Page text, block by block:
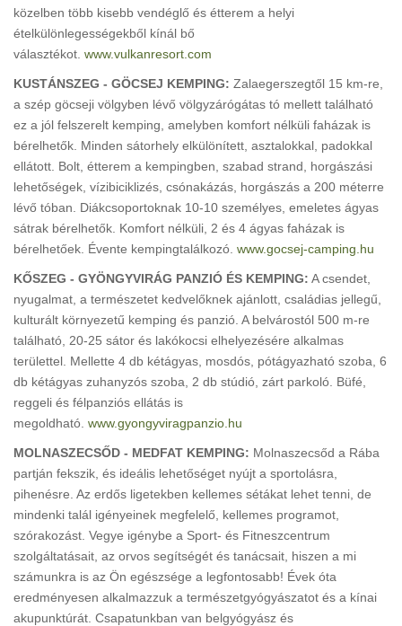
közelben több kisebb vendéglő és étterem a helyi
ételkülönlegességekből kínál bő
választékot. www.vulkanresort.com
KUSTÁNSZEG - GÖCSEJ KEMPING: Zalaegerszegtől 15 km-re,
a szép göcseji völgyben lévő völgyzárógátas tó mellett található
ez a jól felszerelt kemping, amelyben komfort nélküli faházak is
bérelhetők. Minden sátorhely elkülönített, asztalokkal, padokkal
ellátott. Bolt, étterem a kempingben, szabad strand, horgászási
lehetőségek, vízibiciklizés, csónakázás, horgászás a 200 méterre
lévő tóban. Diákcsoportoknak 10-10 személyes, emeletes ágyas
sátrak bérelhetők. Komfort nélküli, 2 és 4 ágyas faházak is
bérelhetőek. Évente kempingtalálkozó. www.gocsej-camping.hu
KŐSZEG - GYÖNGYVIRÁG PANZIÓ ÉS KEMPING: A csendet,
nyugalmat, a természetet kedvelőknek ajánlott, családias jellegű,
kulturált környezetű kemping és panzió. A belvárostól 500 m-re
található, 20-25 sátor és lakókocsi elhelyezésére alkalmas
területtel. Mellette 4 db kétágyas, mosdós, pótágyazható szoba, 6
db kétágyas zuhanyzós szoba, 2 db stúdió, zárt parkoló. Büfé,
reggeli és félpanziós ellátás is
megoldható. www.gyongyviragpanzio.hu
MOLNASZECSŐD - MEDFAT KEMPING: Molnaszecsőd a Rába
partján fekszik, és ideális lehetőséget nyújt a sportolásra,
pihenésre. Az erdős ligetekben kellemes sétákat lehet tenni, de
mindenki talál igényeinek megfelelő, kellemes programot,
szórakozást. Vegye igénybe a Sport- és Fitneszcentrum
szolgáltatásait, az orvos segítségét és tanácsait, hiszen a mi
számunkra is az Ön egészsége a legfontosabb! Évek óta
eredményesen alkalmazzuk a természetgyógyászatot és a kínai
akupunktúrát. Csapatunkban van belgyógyász és